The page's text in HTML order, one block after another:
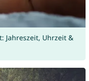
Jahreszeit, Uhrzeit &